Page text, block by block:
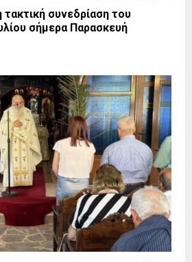
συνεδρίαση του
σήμερα Παρασκευή